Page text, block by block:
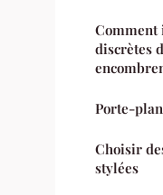
Comment
discrètes
Porte-
Choisir
stylées